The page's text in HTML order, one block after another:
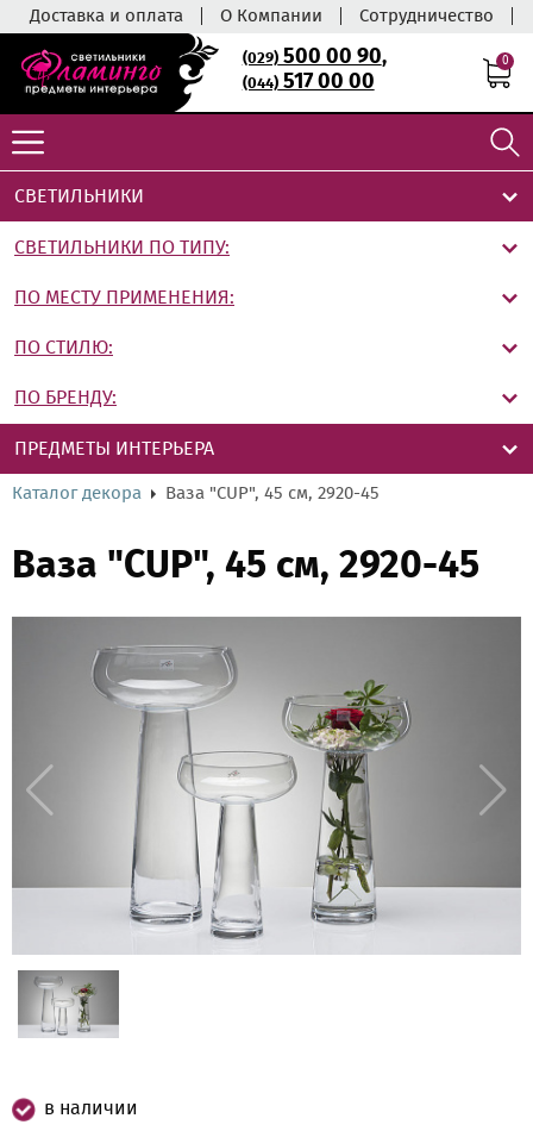
Доставка и оплата О Компании Сотрудничество
(029)500 00 90,
(044)517 00 00
0
СВЕТИЛЬНИКИ
СВЕТИЛЬНИКИ ПО ТИПУ:
ПО МЕСТУ ПРИМЕНЕНИЯ:
ПО СТИЛЮ:
ПО БРЕНДУ:
ПРЕДМЕТЫ ИНТЕРЬЕРА
Каталог декора Ваза "CUP", 45 см, 2920-45
Ваза "CUP", 45 см, 2920-45
в наличии